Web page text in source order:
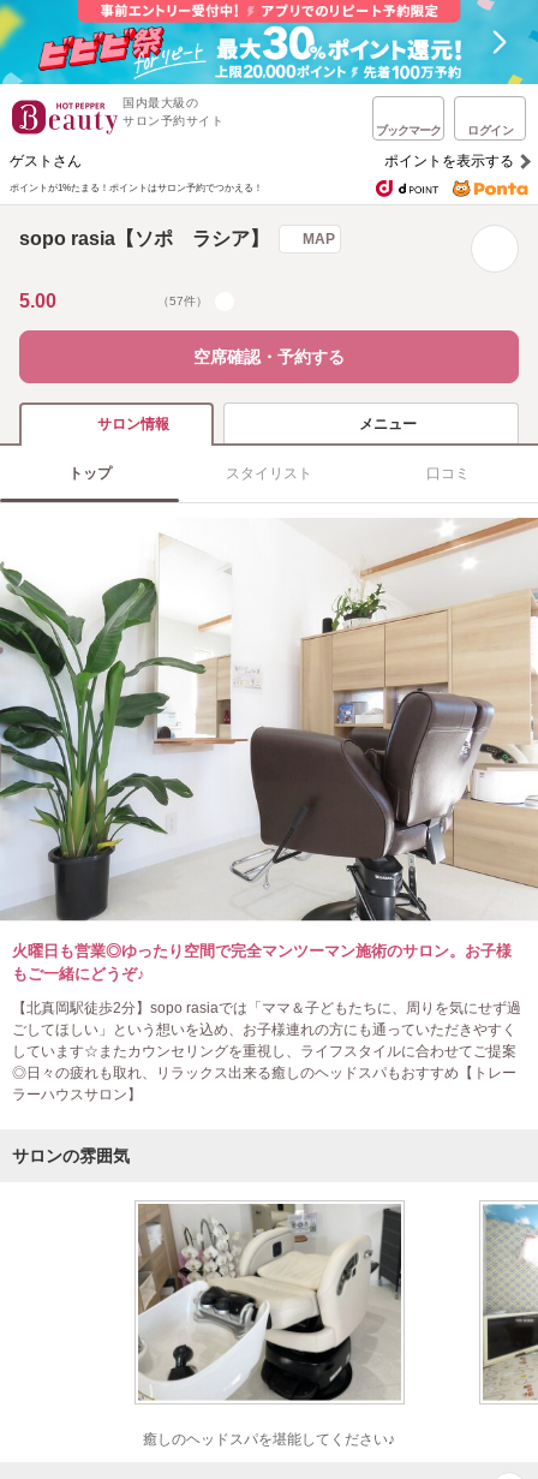
国内最大級の
サロン予約サイト
ブックマーク ログイン
ゲストさん ポイントを表示する
ポイントが1%たまる！ ポイントはサロン予約でつかえる！
sopo rasia【ソポ ラシア】 MAP
5.00 （57件）
空席確認・予約する
サロン情報 メニュー
トップ スタイリスト 口コミ
火曜日も営業◎ゆったり空間で完全マンツーマン施術のサロン。お子様
もご一緒にどうぞ♪
【北真岡駅徒歩2分】sopo rasiaでは「ママ＆子どもたちに、周りを気にせず過
ごしてほしい」という想いを込め、お子様連れの方にも通っていただきやすく
しています☆またカウンセリングを重視し、ライフスタイルに合わせてご提案
◎日々の疲れも取れ、リラックス出来る癒しのヘッドスパもおすすめ【トレー
ラーハウスサロン】
サロンの雰囲気
癒しのヘッドスパを堪能してください♪